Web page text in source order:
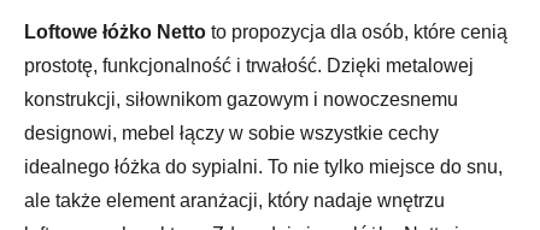
Loftowe łóżko Netto to propozycja dla osób, które cenią
prostotę, funkcjonalność i trwałość. Dzięki metalowej
konstrukcji, siłownikom gazowym i nowoczesnemu
designowi, mebel łączy w sobie wszystkie cechy
idealnego łóżka do sypialni. To nie tylko miejsce do snu,
ale także element aranżacji, który nadaje wnętrzu